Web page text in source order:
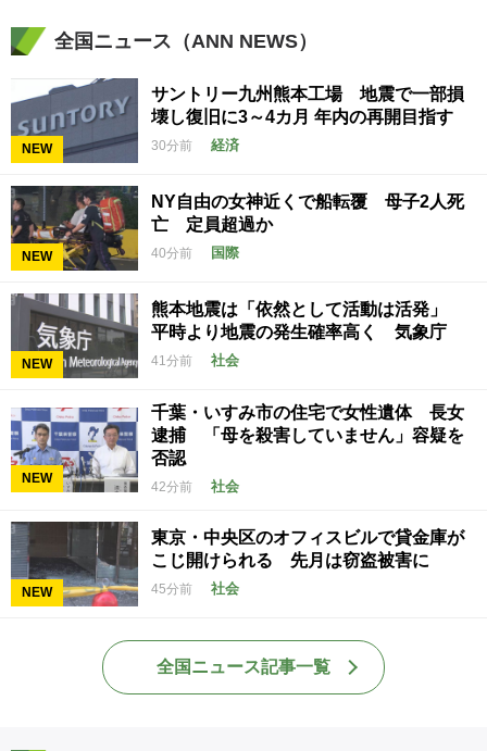
全国ニュース（ANN NEWS）
NEW
サントリー九州熊本工場 地震で一部損
壊し復旧に3～4カ月 年内の再開目指す
30分前 経済
NEW
NY自由の女神近くで船転覆 母子2人死
亡 定員超過か
40分前 国際
NEW
熊本地震は「依然として活動は活発」
平時より地震の発生確率高く 気象庁
41分前 社会
NEW
千葉・いすみ市の住宅で女性遺体 長女
逮捕 「母を殺害していません」容疑を
否認
42分前 社会
NEW
東京・中央区のオフィスビルで貸金庫が
こじ開けられる 先月は窃盗被害に
45分前 社会
全国ニュース記事一覧